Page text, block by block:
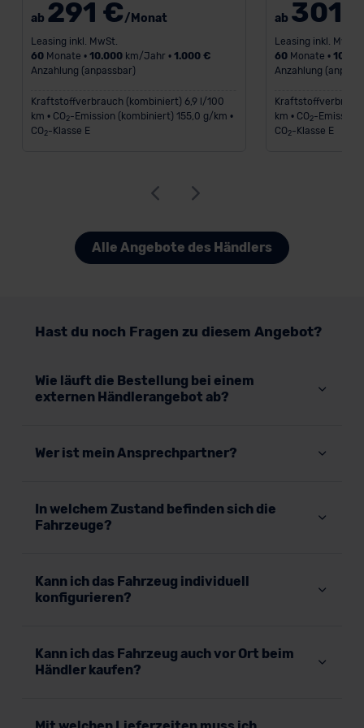
außerhalb der EU zu übermitteln oder dort verarbeiten zu
lassen. Soweit eine Übermittlung in ein Land außerhalb
der EU erfolgt, erfolgt dies ausschließlich auf der
Grundlage eines Angemessenheitsbeschlusses der EU-
Standarddatenschutzklauseln (Art. 46 Abs. 2 lit. c
DSGVO) oder wenn Sie hierzu Ihre Einwilligung freiwillig
datenschutz@meinauto.de anfordern.
Datenschutzerklärung | Impressum
ab 291 €/Monat
Leasing inkl. MwSt.
60Monate • 10.000km/Jahr • 1.000 €
Anzahlung (anpassbar)
Kraftstoffverbrauch (kombiniert) 6,9 l/100
km • CO 2-Emission (kombiniert) 155,0 g/km •
CO 2-Klasse E
ab 301
Leasing inkl. MwSt.
60Monate •
Anzahlung
km • CO 2-Emission
CO 2-Klasse E
Alle Angebote des Händlers
Hast du noch Fragen zu diesem Angebot?
Wie läuft die Bestellung bei einem
externen Händlerangebot ab?
Wer ist mein Ansprechpartner?
In welchem Zustand befinden sich die
Fahrzeuge?
Kann ich das Fahrzeug individuell
konfigurieren?
Kann ich das Fahrzeug auch vor Ort beim
Händler kaufen?